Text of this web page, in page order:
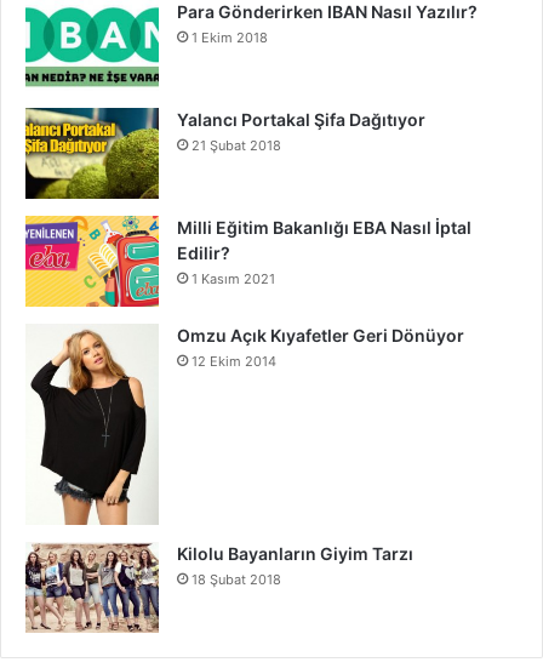
Para Gönderirken IBAN Nasıl Yazılır?
1 Ekim 2018
Yalancı Portakal Şifa Dağıtıyor
21 Şubat 2018
Milli Eğitim Bakanlığı EBA Nasıl İptal
Edilir?
1 Kasım 2021
Omzu Açık Kıyafetler Geri Dönüyor
12 Ekim 2014
Kilolu Bayanların Giyim Tarzı
18 Şubat 2018